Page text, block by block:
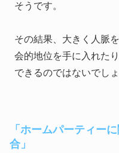
そうです。
その結果、大きく人脈
会的地位を手に入れた
できるのではないでしょ
「ホームパーティー
合」